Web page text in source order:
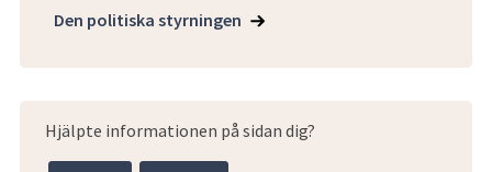
Den politiska styrningen
Hjälpte informationen på sidan dig?